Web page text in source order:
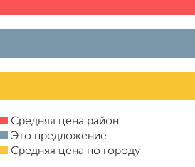
Средняя цена район
Это предложение
Средняя цена по городу